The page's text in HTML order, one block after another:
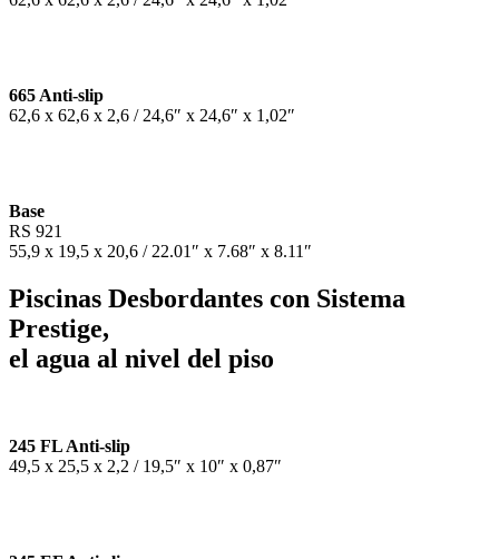
665 Anti-slip
62,6 x 62,6 x 2,6 / 24,6″ x 24,6″ x 1,02″
Base
RS 921
55,9 x 19,5 x 20,6 / 22.01″ x 7.68″ x 8.11″
Piscinas Desbordantes con Sistema
Prestige,
el agua al nivel del piso
245 FL Anti-slip
49,5 x 25,5 x 2,2 / 19,5″ x 10″ x 0,87″